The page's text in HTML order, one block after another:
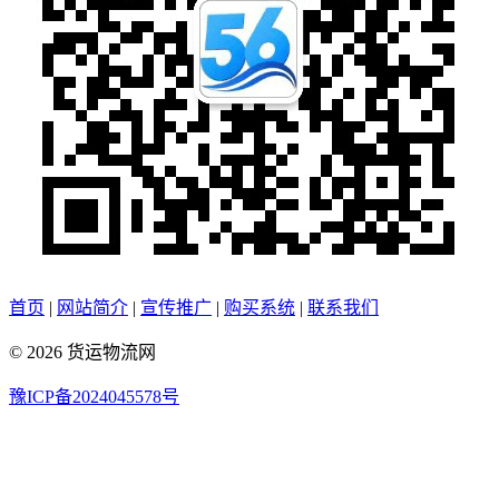
首页 | 网站简介 | 宣传推广 | 购买系统 | 联系我们
© 2026 货运物流网
豫ICP备2024045578号